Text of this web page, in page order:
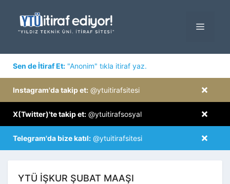
MENÜ
Sen de İtiraf Et: "Anonim" tıkla itiraf yaz.
×
Instagram'da takip et: @ytuitirafsitesi
×
X(Twitter)'te takip et: @ytuitirafsosyal
×
Telegram'da bize katıl: @ytuitirafsitesi
YTÜ IŞKUR ŞUBAT MAAŞI